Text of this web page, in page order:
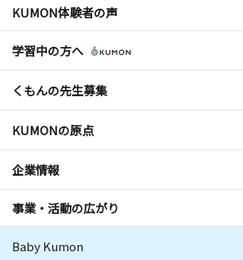
KUMON体験者の声
学習中の方へ
くもんの先生募集
KUMONの原点
企業情報
事業・活動の広がり
Baby Kumon